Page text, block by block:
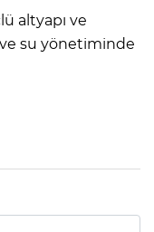
altyapı ve
su yönetiminde